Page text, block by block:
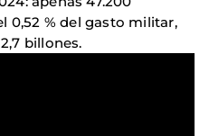
0,52 % del gasto militar,
billones.